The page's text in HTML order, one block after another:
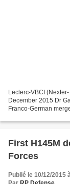
Leclerc-VBCI
December 2015 Dr
Franco-German
First H145M
Forces
Publié le 10/12/2015